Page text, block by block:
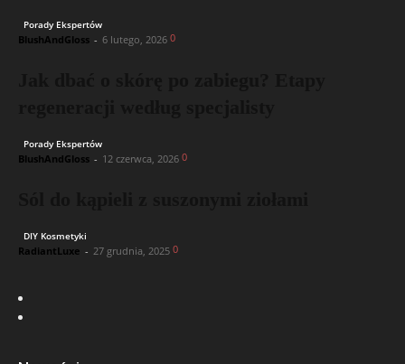
Porady Ekspertów
BlushAndGloss - 6 lutego, 2026 0
Porady Ekspertów
BlushAndGloss - 12 czerwca, 2026 0
DIY Kosmetyki
RadiantLuxe - 27 grudnia, 2025 0